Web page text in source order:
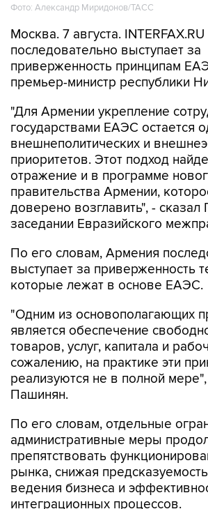
Фото: Александр Миридонов/ТАСС
Москва. 7 августа.
последовательно выступает за
приверженность принципам
премьер-министр республики
"Для Армении укрепление
государствами ЕАЭС остается
внешнеполитических и
приоритетов. Этот подход
отражение и в программе
правительства Армении,
доверено возглавить", -
заседании Евразийского
По его словам, Армения
выступает за приверженность
которые лежат в основе ЕАЭС.
"Одним из основополагающих
является обеспечение
товаров, услуг, капитала и
сожалению, на практике эти
реализуются не в полной мере",
Пашинян.
По его словам, отдельные
административные меры
препятствовать
рынка, снижая
ведения бизнеса и
интеграционных процессов.